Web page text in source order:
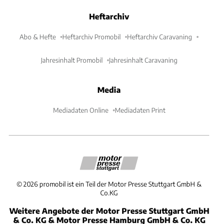
Heftarchiv
Abo & Hefte Heftarchiv Promobil Heftarchiv Caravaning
Jahresinhalt Promobil Jahresinhalt Caravaning
Media
Mediadaten Online Mediadaten Print
©2026 promobil ist ein Teil der Motor Presse Stuttgart GmbH &
Co.KG
Weitere Angebote der Motor Presse Stuttgart GmbH
& Co. KG & Motor Presse Hamburg GmbH & Co. KG